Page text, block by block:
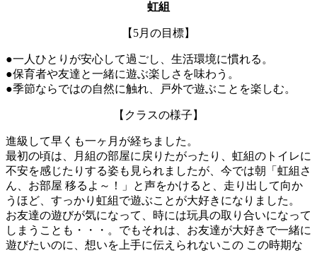
虹組
【5月の目標】
●一人ひとりが安心して過ごし、生活環境に慣れる。
●保育者や友達と一緒に遊ぶ楽しさを味わう。
●季節ならではの自然に触れ、戸外で遊ぶことを楽しむ。
【クラスの様子】
進級して早くも一ヶ月が経ちました。
最初の頃は、月組の部屋に戻りたがったり、虹組のトイレに
不安を感じたりする姿も見られましたが、今では朝「虹組さ
ん、お部屋 移るよ～！」と声をかけると、走り出して向か
うほど、すっかり虹組で遊ぶことが大好きになりました。
お友達の遊びが気になって、時には玩具の取り合いになって
しまうことも・・・。でもそれは、お友達が大好きで一緒に
遊びたいのに、想いを上手に伝えられないこの この時期な